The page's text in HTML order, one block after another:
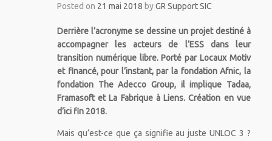
Posted on 21 mai 2018 byGR Support SIC
Derrière l’acronyme se dessine un projet destiné à
accompagner les acteurs de l’ESS dans leur
transition numérique libre. Porté par Locaux Motiv
et financé, pour l’instant, par la fondation Afnic, la
fondation The Adecco Group, il implique Tadaa,
Framasoft et La Fabrique à Liens. Création en vue
d’ici fin 2018.
Mais qu’est-ce que ça signifie au juste UNLOC 3 ?